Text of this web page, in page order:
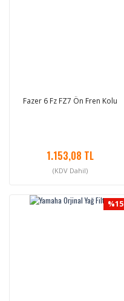
Fazer 6 Fz FZ7 Ön Fren Kolu
1.153,08 TL
(KDV Dahil)
%15